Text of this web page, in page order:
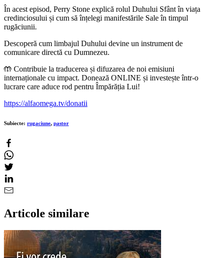
În acest episod, Perry Stone explică rolul Duhului Sfânt în viața
credinciosului și cum să înțelegi manifestările Sale în timpul
rugăciunii.
Descoperă cum limbajul Duhului devine un instrument de
comunicare directă cu Dumnezeu.
🤲 Contribuie la traducerea și difuzarea de noi emisiuni
internaționale cu impact. Donează ONLINE și investește într-o
lucrare care aduce rod pentru Împărăția Lui!
https://alfaomega.tv/donatii
Subiecte: rugaciune, pastor
Articole similare